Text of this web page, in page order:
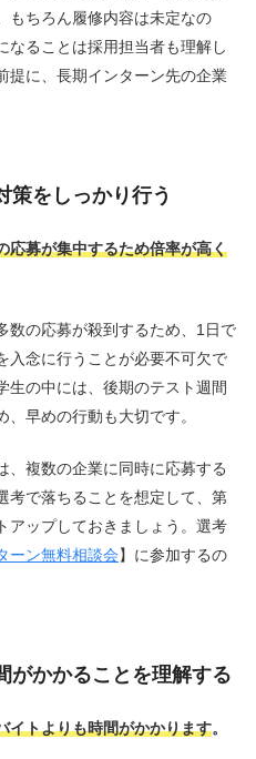
もちろん履修内容は未定なの
なることは採用担当者も理解し
提に、長期インターン先の企業
をしっかり行う
応募が集中するため倍率が高く
数の応募が殺到するため、1日で
入念に行うことが必要不可欠で
生の中には、後期のテスト週間
早めの行動も大切です。
、複数の企業に同時に応募する
考で落ちることを想定して、第
アップしておきましょう。選考
ーン無料相談会】に参加するの
かかることを理解する
イトよりも時間がかかります。